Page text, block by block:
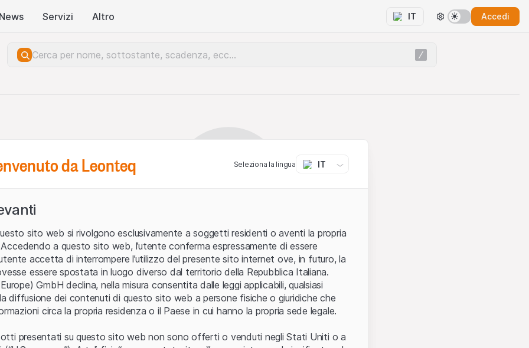
News Servizi Altro IT Accedi
Errore del server.
da Leonteq Seleziona la lingua IT
sito web si rivolgono esclusivamente a soggetti residenti o aventi la propria
a questo sito web, l’utente conferma espressamente di essere
accetta di interrompere l’utilizzo del presente sito internet ove, in futuro, la
essere spostata in luogo diverso dal territorio della Repubblica Italiana.
GmbH declina, nella misura consentita dalle leggi applicabili, qualsiasi
diffusione dei contenuti di questo sito web a persone fisiche o giuridiche che
circa la propria residenza o il Paese in cui hanno la propria sede legale.
presentati su questo sito web non sono offerti o venduti negli Stati Uniti o a